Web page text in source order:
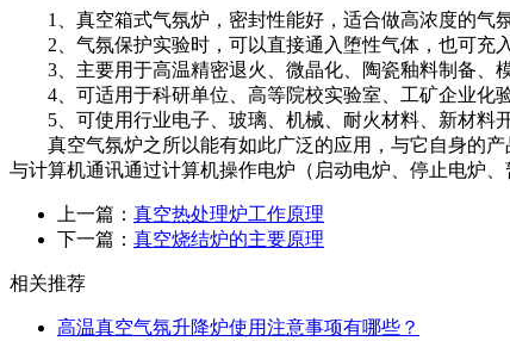
1、真空箱式气氛炉，密封性能好，适合做高浓度的气氛
2、气氛保护实验时，可以直接通入堕性气体，也可充入
3、主要用于高温精密退火、微晶化、陶瓷釉料制备、模
4、可适用于科研单位、高等院校实验室、工矿企业化
5、可使用行业电子、玻璃、机械、耐火材料、新材料开
真空气氛炉之所以能有如此广泛的应用，与它自身的产
与计算机通讯通过计算机操作电炉（启动电炉、停止电炉
上一篇： 真空热处理炉工作原理
下一篇： 真空烧结炉的主要原理
相关推荐
高温真空气氛升降炉使用注意事项有哪些？